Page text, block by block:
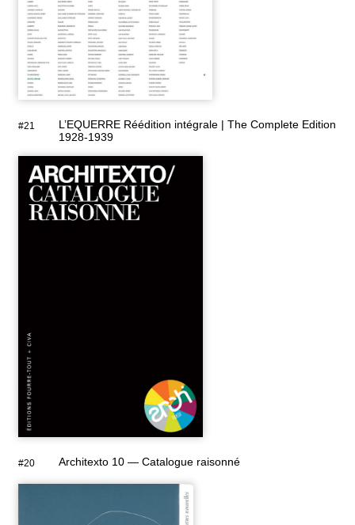
#21
L’EQUERRE Réédition intégrale | The Complete Edition
1928-1939
#20 Architexto 10 — Catalogue raisonné